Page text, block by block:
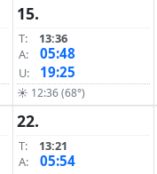
15.
T:
13:36
A:
05:48
U: 19:25
☀ 12:36 (68°)
22.
T:
13:21
A:
05:54